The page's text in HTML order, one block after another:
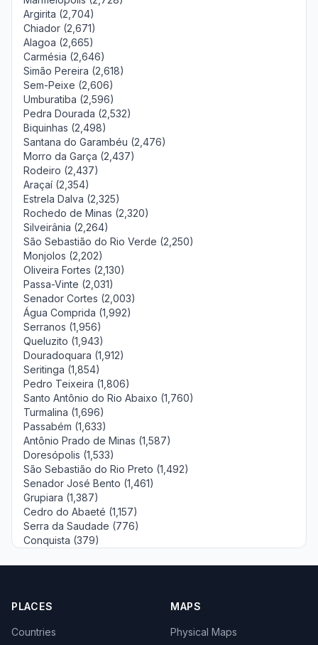
Argirita (2,704)
Chiador (2,671)
Alagoa (2,665)
Carmésia (2,646)
Simão Pereira (2,618)
Sem-Peixe (2,606)
Umburatiba (2,596)
Pedra Dourada (2,532)
Biquinhas (2,498)
Santana do Garambéu (2,476)
Morro da Garça (2,437)
Rodeiro (2,437)
Araçaí (2,354)
Estrela Dalva (2,325)
Rochedo de Minas (2,320)
Silveirânia (2,264)
São Sebastião do Rio Verde (2,250)
Monjolos (2,202)
Oliveira Fortes (2,130)
Passa-Vinte (2,031)
Senador Cortes (2,003)
Água Comprida (1,992)
Serranos (1,956)
Queluzito (1,943)
Douradoquara (1,912)
Seritinga (1,854)
Pedro Teixeira (1,806)
Santo Antônio do Rio Abaixo (1,760)
Turmalina (1,696)
Passabém (1,633)
Antônio Prado de Minas (1,587)
Doresópolis (1,533)
São Sebastião do Rio Preto (1,492)
Senador José Bento (1,461)
Grupiara (1,387)
Cedro do Abaeté (1,157)
Serra da Saudade (776)
Conquista (379)
PLACES
Countries
MAPS
Physical Maps